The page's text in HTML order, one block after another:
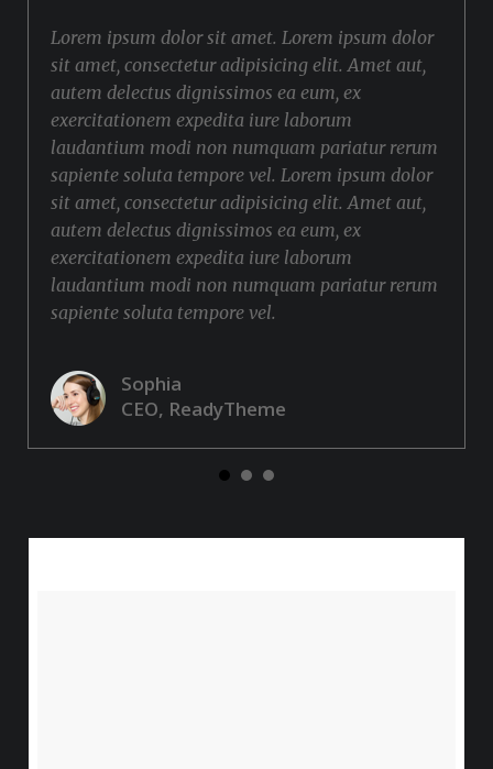
Lorem ipsum dolor sit amet. Lorem ipsum dolor
sit amet, consectetur adipisicing elit. Amet aut,
autem delectus dignissimos ea eum, ex
exercitationem expedita iure laborum
laudantium modi non numquam pariatur rerum
sapiente soluta tempore vel. Lorem ipsum dolor
sit amet, consectetur adipisicing elit. Amet aut,
autem delectus dignissimos ea eum, ex
exercitationem expedita iure laborum
laudantium modi non numquam pariatur rerum
sapiente soluta tempore vel.
Sophia
CEO, ReadyTheme